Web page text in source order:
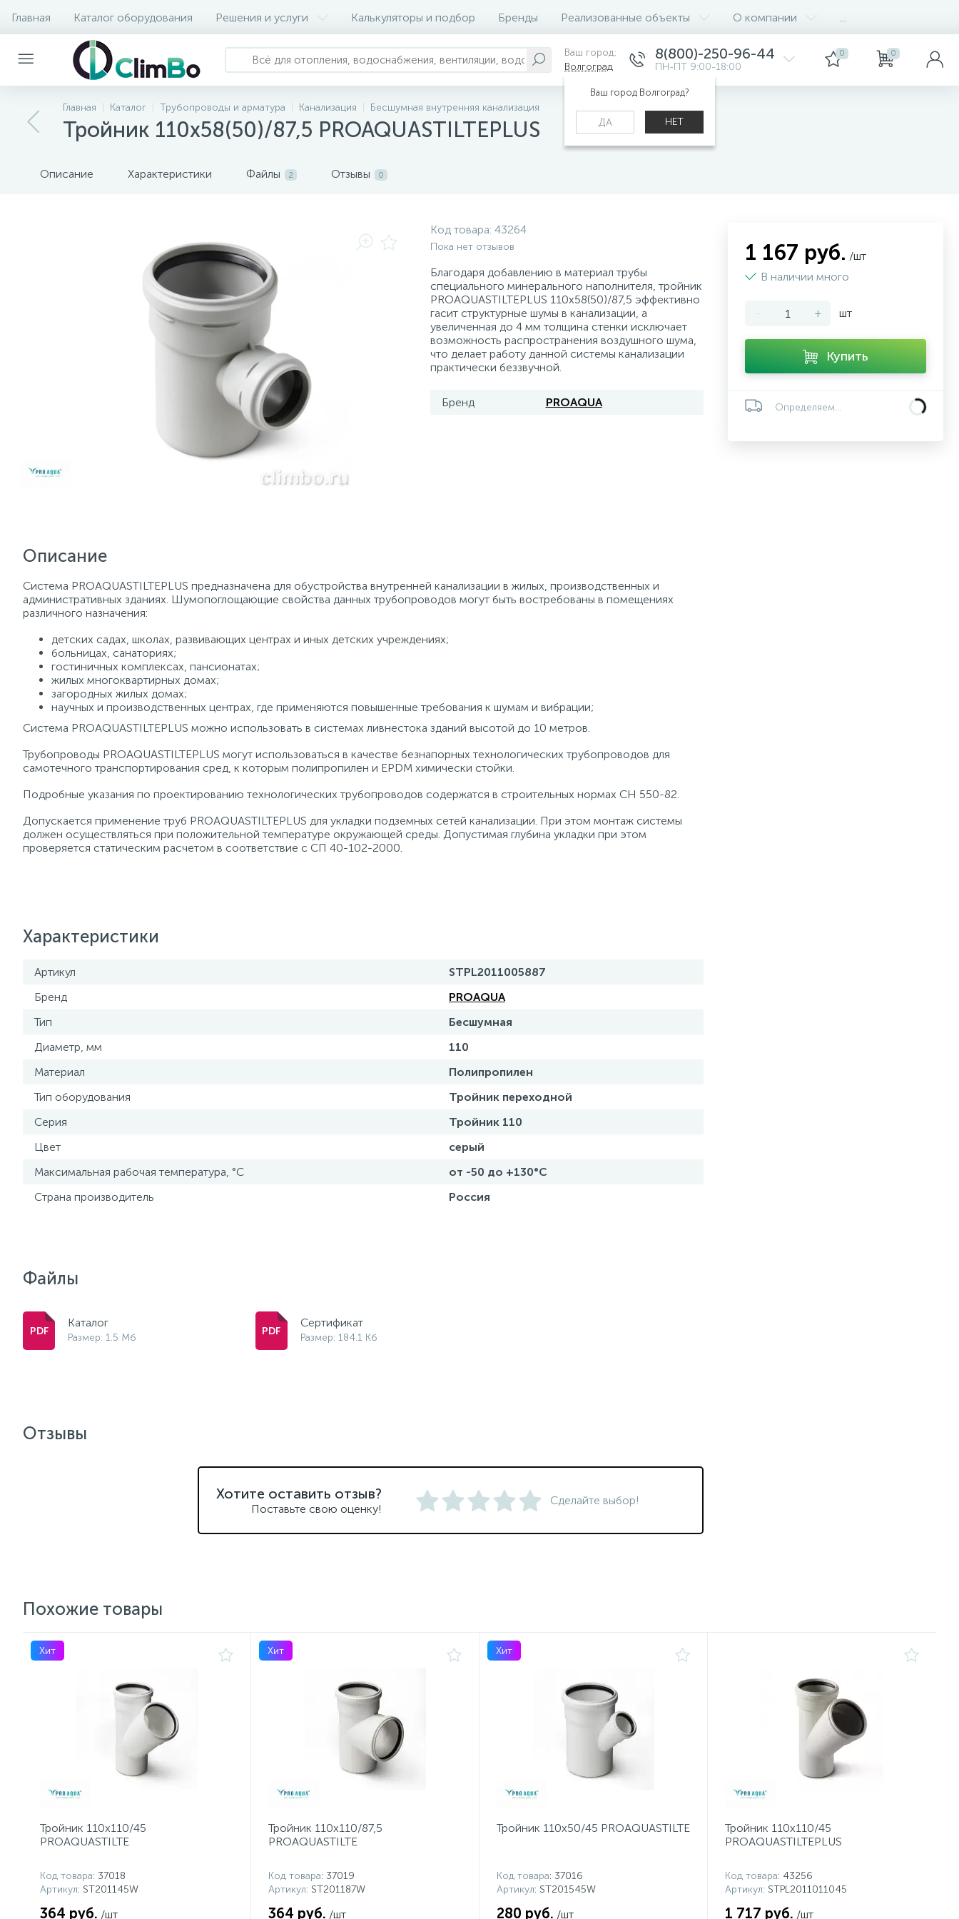
Главная Каталог оборудования Решения и услуги Калькуляторы и подбор Бренды Реализованные объекты О компании
Ваш город:
Волгоград
Ваш город Волгоград?
ДА НЕТ
8(800)-250-96-44
ПН-ПТ 9:00-18:00
0 0
Главная Каталог Трубопроводы и арматура Канализация Бесшумная внутренняя канализация
Тройник 110x58(50)/87,5 PROAQUASTILTEPLUS
Описание Характеристики Файлы 2 Отзывы 0
Код товара: 43264
Пока нет отзывов
Благодаря добавлению в материал трубы
специального минерального наполнителя, тройник
PROAQUASTILTEPLUS 110x58(50)/87,5 эффективно
гасит структурные шумы в канализации, а
увеличенная до 4 мм толщина стенки исключает
возможность распространения воздушного шума,
что делает работу данной системы канализации
практически беззвучной.
Бренд PROAQUA
Описание
Система PROAQUASTILTEPLUS предназначена для обустройства внутренней канализации в жилых, производственных и
административных зданиях. Шумопоглощающие свойства данных трубопроводов могут быть востребованы в помещениях
различного назначения:
детских садах, школах, развивающих центрах и иных детских учреждениях;
больницах, санаториях;
гостиничных комплексах, пансионатах;
жилых многоквартирных домах;
загородных жилых домах;
научных и производственных центрах, где применяются повышенные требования к шумам и вибрации;
Система PROAQUASTILTEPLUS можно использовать в системах ливнестока зданий высотой до 10 метров.
Трубопроводы PROAQUASTILTEPLUS могут использоваться в качестве безнапорных технологических трубопроводов для
самотечного транспортирования сред, к которым полипропилен и EPDM химически стойки.
Подробные указания по проектированию технологических трубопроводов содержатся в строительных нормах СН 550-82.
Допускается применение труб PROAQUASTILTEPLUS для укладки подземных сетей канализации. При этом монтаж системы
должен осуществляться при положительной температуре окружающей среды. Допустимая глубина укладки при этом
проверяется статическим расчетом в соответствие с СП 40-102-2000.
Характеристики
Артикул
STPL2011005887
Бренд
PROAQUA
Тип
Бесшумная
Диаметр, мм
110
Материал
Полипропилен
Тип оборудования
Тройник переходной
Серия
Тройник 110
Цвет
серый
Максимальная рабочая температура, °С
от -50 до +130°С
Страна производитель
Россия
Файлы
Каталог
Размер: 1.5 Мб
Сертификат
Размер: 184.1 Кб
1 167 руб. /шт
В наличии много
- + шт
Купить
Определяем...
Отзывы
Хотите оставить отзыв?
Поставьте свою оценку!
Сделайте выбор!
Похожие товары
Хит
Тройник 110x110/45
PROAQUASTILTE
Код товара: 37018
Артикул: ST201145W
364 руб. /шт
Хит
Тройник 110x110/87,5
PROAQUASTILTE
Код товара: 37019
Артикул: ST201187W
364 руб. /шт
Хит
Тройник 110x50/45 PROAQUASTILTE
Код товара: 37016
Артикул: ST201545W
280 руб. /шт
Тройник 110x110/45
PROAQUASTILTEPLUS
Код товара: 43256
Артикул: STPL2011011045
1 717 руб. /шт